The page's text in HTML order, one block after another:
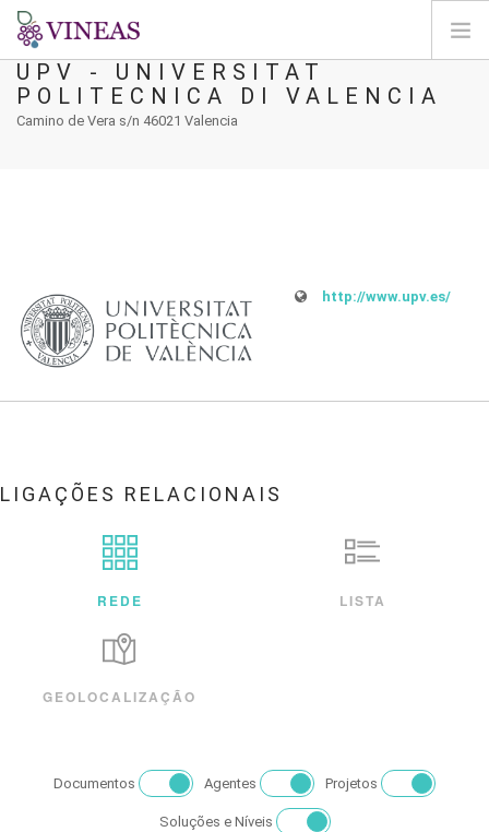
PÁGINA INICIAL
SOBRE A VINEAS
LOGIN
PT
UPV - UNIVERSITAT
POLITECNICA DI VALENCIA
Camino de Vera s/n 46021 Valencia
http://www.upv.es/
LIGAÇÕES RELACIONAIS
REDE LISTA
GEOLOCALIZAÇÃO
Documentos Agentes Projetos
Soluções e Níveis